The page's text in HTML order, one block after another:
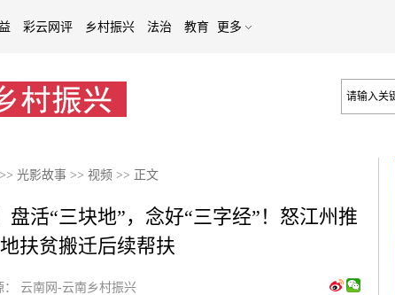
彩云网评 乡村振兴 法治 教育 更多
>> 光影故事 >> 视频 >> 正文
盘活“三块地”，念好“三字经”！怒江州推
扶贫搬迁后续帮扶
云南网-云南乡村振兴